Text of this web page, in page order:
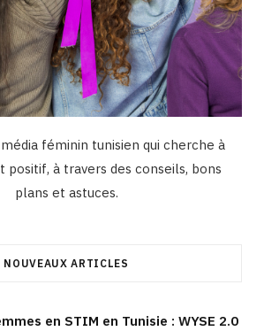
féminin tunisien qui cherche à
positif, à travers des conseils, bons
plans et astuces.
NOUVEAUX ARTICLES
en STIM en Tunisie : WYSE 2.0